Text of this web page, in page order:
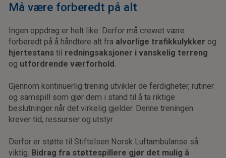
Må være forberedt på alt
Ingen oppdrag er helt like. Derfor må crewet være
forberedt på å håndtere alt fra alvorlige trafikkulykkerog
hjertestans til redningsaksjoner i vanskelig terreng
og utfordrende værforhold
Gjennom kontinuerlig trening utvikler de ferdigheter, rutiner
og samspill som gjør dem i stand til å ta riktige
beslutninger når det virkelig gjelder. Denne treningen
krever tid, ressurser og utstyr.
Derfor er støtte til Stiftelsen Norsk Luftambulanse så
viktig. Bidrag fra støttespillere gjør det mulig å